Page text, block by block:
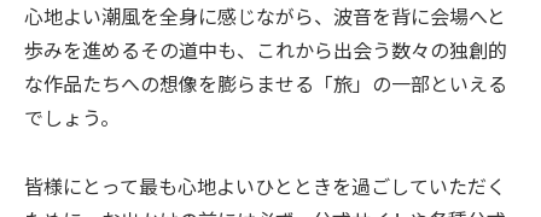
心地よい潮風を全身に感じながら、波音を背に会場へと
歩みを進めるその道中も、これから出会う数々の独創的
な作品たちへの想像を膨らませる「旅」の一部といえる
でしょう。
皆様にとって最も心地よいひとときを過ごしていただく